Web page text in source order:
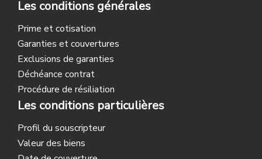
Les conditions générales
Prime et cotisation
Garanties et couvertures
Exclusions de garanties
Déchéance contrat
Procédure de résiliation
Les conditions particulières
Profil du souscripteur
Valeur des biens